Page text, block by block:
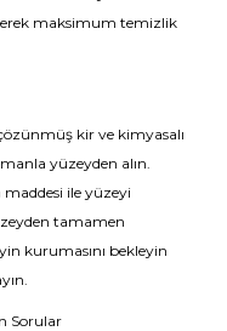
maksimum temizlik
kir ve kimyasalı
yüzeyden alın.
ile yüzeyi
tamamen
kurumasını bekleyin
Sorular